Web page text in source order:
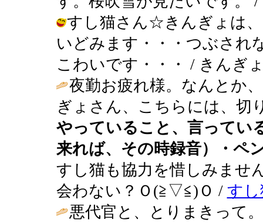
すし猫さん☆きんぎょは
いどみます・・・つぶされ
こわいです・・・ / きんぎ
夜勤お疲れ様。なんとか
ぎょさん、こちらには、切
やっていること、言ってい
来れば、その時録音）・ペ
すし猫も協力を惜しみませ
会わない？Ｏ(≧▽≦)Ｏ / すし
悪代官と、とりまきって